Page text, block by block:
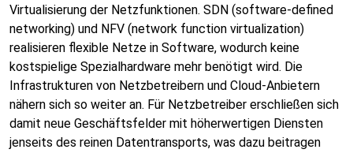
Virtualisierung der Netzfunktionen. SDN (software-defined
networking) und NFV (network function virtualization)
realisieren flexible Netze in Software, wodurch keine
kostspielige Spezialhardware mehr benötigt wird. Die
Infrastrukturen von Netzbetreibern und Cloud-Anbietern
nähern sich so weiter an. Für Netzbetreiber erschließen sich
damit neue Geschäftsfelder mit höherwertigen Diensten
jenseits des reinen Datentransports, was dazu beitragen